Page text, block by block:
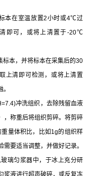
本在室温放置2小时或4℃过
即可，或将上清置于-20℃
本，并将标本在采集后的30
上清即可检测，或将上清置
冲洗组织，去除残留血液
，称重后将组织剪碎。将剪碎
量体积比，比如1g的组织样
要适当调整，并做好记录。
璃匀浆器中，于冰上充分研
浆液进行超声破碎，或反复冻